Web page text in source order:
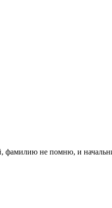
фамилию не помню, и